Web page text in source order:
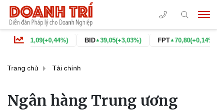
(+0,44%) BID 39,05(+3,03%) FPT 70,80(+0,14%)
Trang chủ Tài chính
Ngân hàng Trung ương